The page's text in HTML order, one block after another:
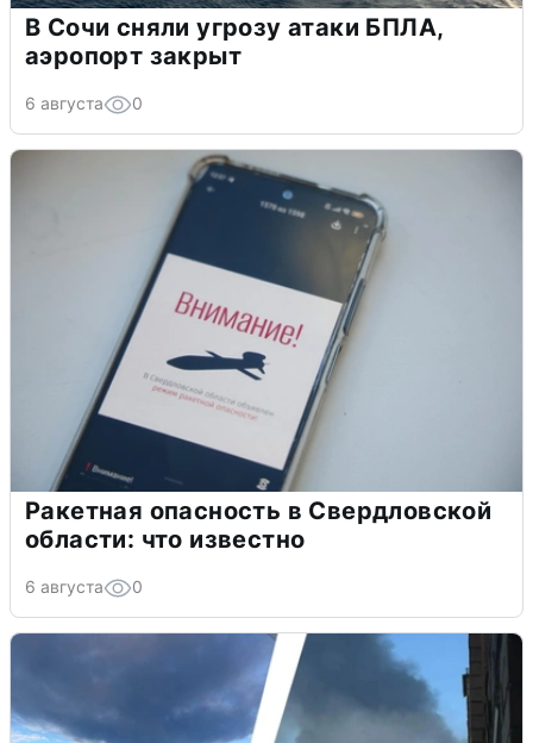
В Сочи сняли угрозу атаки БПЛА,
аэропорт закрыт
6 августа 0
Ракетная опасность в Свердловской
области: что известно
6 августа 0